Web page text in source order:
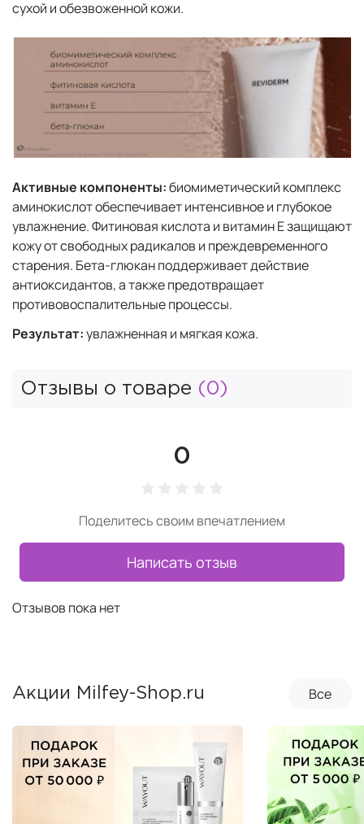
сухой и обезвоженной кожи.
Активные компоненты:биомиметический комплекс
аминокислот обеспечивает интенсивное и глубокое
увлажнение. Фитиновая кислота и витамин Е защищают
кожу от свободных радикалов и преждевременного
старения. Бета-глюкан поддерживает действие
антиоксидантов, а также предотвращает
противовоспалительные процессы.
Результат:увлажненная и мягкая кожа.
Отзывы о товаре (0)
0
Поделитесь своим впечатлением
Написать отзыв
Отзывов пока нет
Акции Milfey-Shop.ru Все